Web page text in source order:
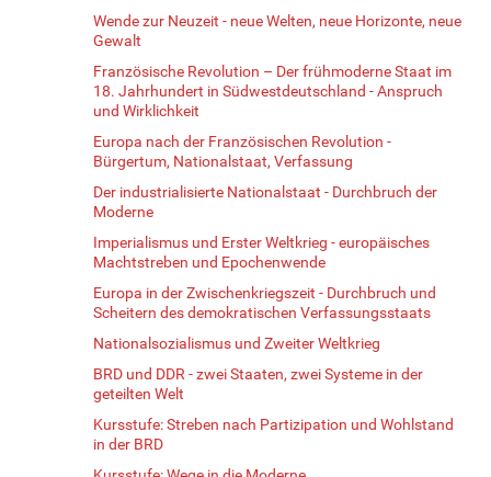
Wende zur Neuzeit - neue Welten, neue Horizonte, neue
Gewalt
Französische Revolution – Der frühmoderne Staat im
18. Jahrhundert in Südwestdeutschland - Anspruch
und Wirklichkeit
Europa nach der Französischen Revolution -
Bürgertum, Nationalstaat, Verfassung
Der industrialisierte Nationalstaat - Durchbruch der
Moderne
Imperialismus und Erster Weltkrieg - europäisches
Machtstreben und Epochenwende
Europa in der Zwischenkriegszeit - Durchbruch und
Scheitern des demokratischen Verfassungsstaats
Nationalsozialismus und Zweiter Weltkrieg
BRD und DDR - zwei Staaten, zwei Systeme in der
geteilten Welt
Kursstufe: Streben nach Partizipation und Wohlstand
in der BRD